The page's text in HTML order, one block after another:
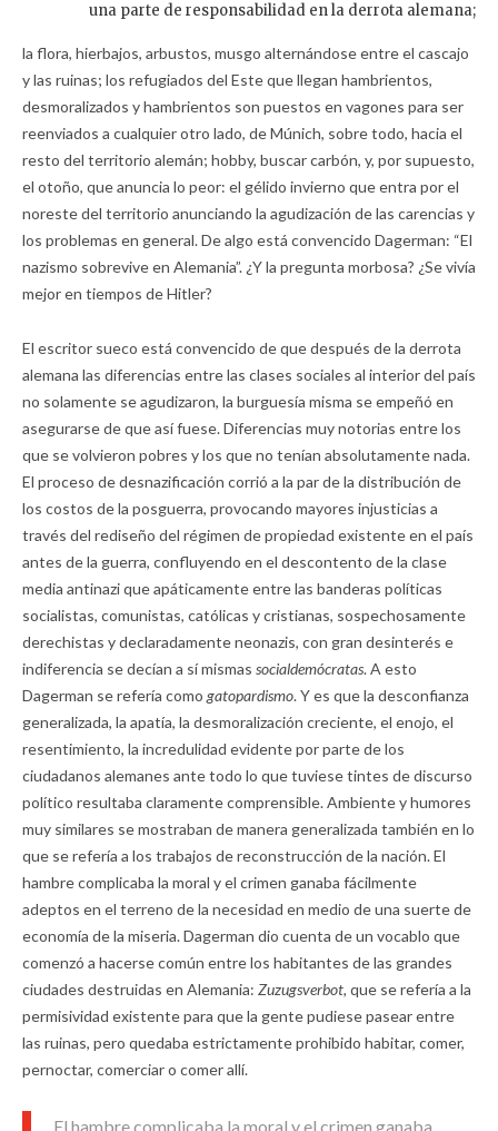
una parte de responsabilidad en la derrota alemana;
la flora, hierbajos, arbustos, musgo alternándose entre el cascajo
y las ruinas; los refugiados del Este que llegan hambrientos,
desmoralizados y hambrientos son puestos en vagones para ser
reenviados a cualquier otro lado, de Múnich, sobre todo, hacia el
resto del territorio alemán; hobby, buscar carbón, y, por supuesto,
el otoño, que anuncia lo peor: el gélido invierno que entra por el
noreste del territorio anunciando la agudización de las carencias y
los problemas en general. De algo está convencido Dagerman: “El
nazismo sobrevive en Alemania”. ¿Y la pregunta morbosa? ¿Se vivía
mejor en tiempos de Hitler?
El escritor sueco está convencido de que después de la derrota
alemana las diferencias entre las clases sociales al interior del país
no solamente se agudizaron, la burguesía misma se empeñó en
asegurarse de que así fuese. Diferencias muy notorias entre los
que se volvieron pobres y los que no tenían absolutamente nada.
El proceso de desnazificación corrió a la par de la distribución de
los costos de la posguerra, provocando mayores injusticias a
través del rediseño del régimen de propiedad existente en el país
antes de la guerra, confluyendo en el descontento de la clase
media antinazi que apáticamente entre las banderas políticas
socialistas, comunistas, católicas y cristianas, sospechosamente
derechistas y declaradamente neonazis, con gran desinterés e
indiferencia se decían a sí mismas socialdemócratas. A esto
Dagerman se refería como gatopardismo. Y es que la desconfianza
generalizada, la apatía, la desmoralización creciente, el enojo, el
resentimiento, la incredulidad evidente por parte de los
ciudadanos alemanes ante todo lo que tuviese tintes de discurso
político resultaba claramente comprensible. Ambiente y humores
muy similares se mostraban de manera generalizada también en lo
que se refería a los trabajos de reconstrucción de la nación. El
hambre complicaba la moral y el crimen ganaba fácilmente
adeptos en el terreno de la necesidad en medio de una suerte de
economía de la miseria. Dagerman dio cuenta de un vocablo que
comenzó a hacerse común entre los habitantes de las grandes
ciudades destruidas en Alemania: Zuzugsverbot, que se refería a la
permisividad existente para que la gente pudiese pasear entre
las ruinas, pero quedaba estrictamente prohibido habitar, comer,
pernoctar, comerciar o comer allí.
El hambre complicaba la moral y el crimen ganaba